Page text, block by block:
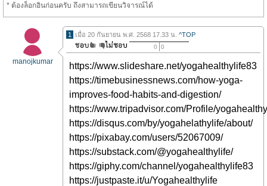
* ต้องล็อกอินก่อนครับ ถึงสามารถเขียนวิจารณ์ได้
manojkumar
1 เมื่อ 20 กันยายน พ.ศ. 2568 17.33 น. ^TOP
0 0
https://www.slideshare.net/yogahealthylife83
https://timebusinessnews.com/how-yoga-
improves-food-habits-and-digestion/
https://www.tripadvisor.com/Profile/
https://disqus.com/by/yogahelathylife/about/
https://pixabay.com/users/52067009/
https://substack.com/@yogahealthylife/
https://giphy.com/channel/yogahealthylife83
https://justpaste.it/u/Yogahealthylife